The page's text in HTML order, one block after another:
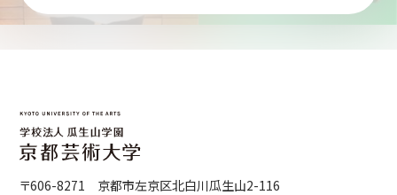
〒606-8271 京都市左京区北白川瓜生山2-116